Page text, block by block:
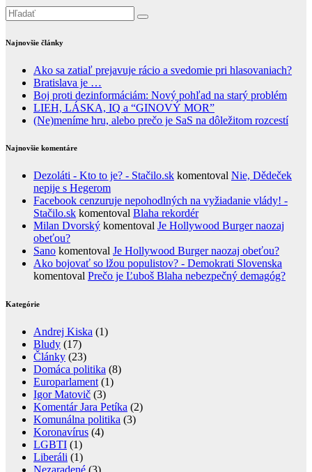
Najnovšie články
Ako sa zatiaľ prejavuje rácio a svedomie pri hlasovaniach?
Bratislava je …
Boj proti dezinformáciám: Nový pohľad na starý problém
LIEH, LÁSKA, IQ a “GINOVÝ MOR”
(Ne)meníme hru, alebo prečo je SaS na dôležitom rozcestí
Najnovšie komentáre
Dezoláti - Kto to je? - Stačilo.sk komentoval Nie, Dědeček
nepije s Hegerom
Facebook cenzuruje nepohodlných na vyžiadanie vlády! -
Stačilo.sk komentoval Blaha rekordér
Milan Dvorský komentoval Je Hollywood Burger naozaj
obeťou?
Sano komentoval Je Hollywood Burger naozaj obeťou?
Ako bojovať so lžou populistov? - Demokrati Slovenska
komentoval Prečo je Ľuboš Blaha nebezpečný demagóg?
Kategórie
Andrej Kiska (1)
Bludy (17)
Články (23)
Domáca politika (8)
Europarlament (1)
Igor Matovič (3)
Komentár Jara Petíka (2)
Komunálna politika (3)
Koronavírus (4)
LGBTI (1)
Liberáli (1)